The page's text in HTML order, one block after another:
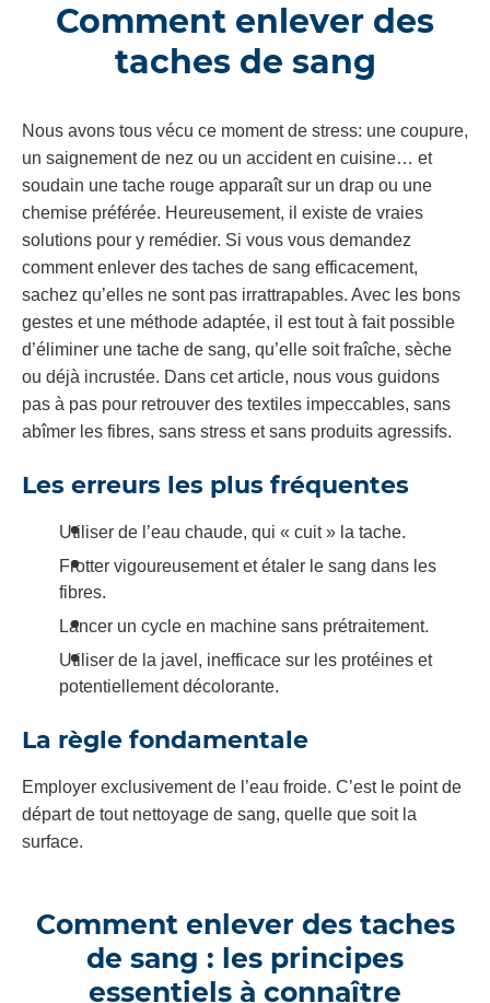
Comment enlever des
taches de sang
Nous avons tous vécu ce moment de stress: une coupure,
un saignement de nez ou un accident en cuisine… et
soudain une tache rouge apparaît sur un drap ou une
chemise préférée. Heureusement, il existe de vraies
solutions pour y remédier. Si vous vous demandez
comment enlever des taches de sang efficacement,
sachez qu’elles ne sont pas irrattrapables. Avec les bons
gestes et une méthode adaptée, il est tout à fait possible
d’éliminer une tache de sang, qu’elle soit fraîche, sèche
ou déjà incrustée. Dans cet article, nous vous guidons
pas à pas pour retrouver des textiles impeccables, sans
abîmer les fibres, sans stress et sans produits agressifs.
Les erreurs les plus fréquentes
Utiliser de l’eau chaude, qui « cuit » la tache.
Frotter vigoureusement et étaler le sang dans les
fibres.
Lancer un cycle en machine sans prétraitement.
Utiliser de la javel, inefficace sur les protéines et
potentiellement décolorante.
La règle fondamentale
Employer exclusivement de l’eau froide. C’est le point de
départ de tout nettoyage de sang, quelle que soit la
surface.
Comment enlever des taches
de sang : les principes
essentiels à connaître